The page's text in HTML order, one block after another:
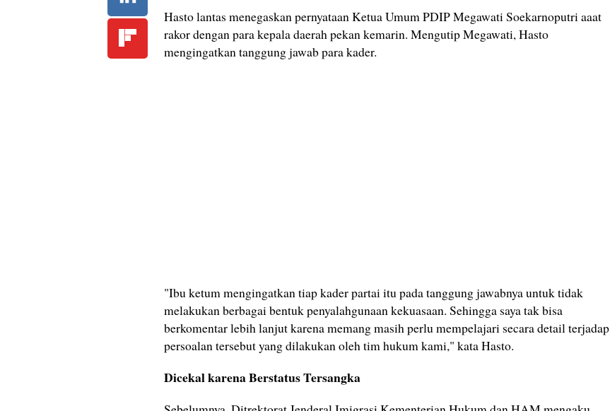
Hasto lantas menegaskan pernyataan Ketua Umum PDIP Megawati Soekarnoputri aaat
rakor dengan para kepala daerah pekan kemarin. Mengutip Megawati, Hasto
mengingatkan tanggung jawab para kader.
"Ibu ketum mengingatkan tiap kader partai itu pada tanggung jawabnya untuk tidak
melakukan berbagai bentuk penyalahgunaan kekuasaan. Sehingga saya tak bisa
berkomentar lebih lanjut karena memang masih perlu mempelajari secara detail terjadap
persoalan tersebut yang dilakukan oleh tim hukum kami," kata Hasto.
Dicekal karena Berstatus Tersangka